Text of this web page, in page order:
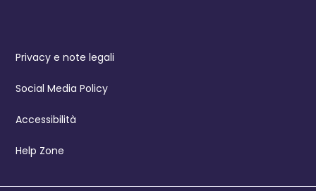
Privacy e note legali
Social Media Policy
Accessibilità
Help Zone